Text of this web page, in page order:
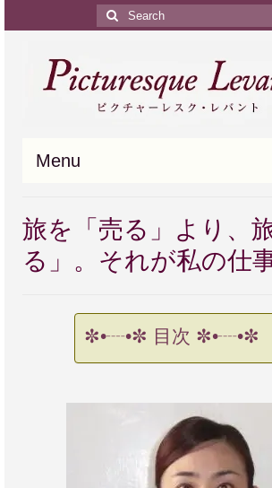
Search
for:
Menu
中近東の個人旅行
中近東ツアーの Q & A
中東のトリビア(豆知識)
旅を「売る」より、
る」。それが私の仕
✼•┈•✼ 目次 ✼•┈•✼